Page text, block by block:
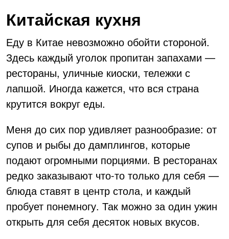
Китайская кухня
Еду в Китае невозможно обойти стороной.
Здесь каждый уголок пропитан запахами —
рестораны, уличные киоски, тележки с
лапшой. Иногда кажется, что вся страна
крутится вокруг еды.
Меня до сих пор удивляет разнообразие: от
супов и рыбы до дамплингов, которые
подают огромными порциями. В ресторанах
редко заказывают что-то только для себя —
блюда ставят в центр стола, и каждый
пробует понемногу. Так можно за один ужин
открыть для себя десяток новых вкусов.